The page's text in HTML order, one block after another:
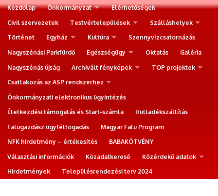
Kezdőlap Önkormányzat
Elérhetőségek
Civil szervezetek
Testvértelepülések
Szálláshelyek
Történet
Egyház Kultúra
Szennyvízcsatornázás
Nagyszénási Parkfürdő
Egészségügy Oktatás
Galéria
Nagyszénás újság
Archivált fényképek
TOP projektek
Csatlakozás az ASP rendszerhez
Önkormányzati elektronikus ügyintézés
Életkezdési támogatás és Start-számla
Hulladékszállítás
Falugazdász ügyfélfogadás
Magyar Falu Program
NFK hirdetmény – értékesítés
BABAKÖTVÉNY
Választási információk
Közadatkereső
Közérdekű adatok
Hirdetmények
Településrendezési terv 2024